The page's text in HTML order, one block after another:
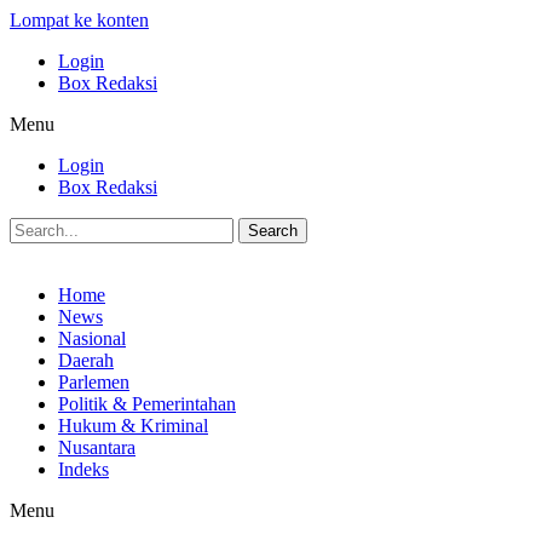
Lompat ke konten
Login
Box Redaksi
Menu
Login
Box Redaksi
Search
Home
News
Nasional
Daerah
Parlemen
Politik & Pemerintahan
Hukum & Kriminal
Nusantara
Indeks
Menu